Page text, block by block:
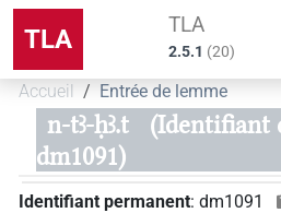
TLA TLA
2.5.1 (20)
Accueil Entrée de lemme
n-tꜣ-ḥꜣ.t
(Identifiant
dm1091)
Identifiant permanent: dm1091